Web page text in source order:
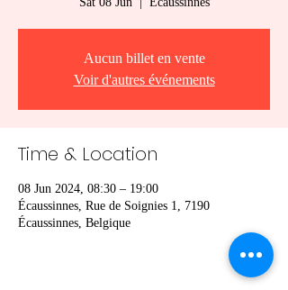
Aucun billet en vente
Voir d'autres événements
Time & Location
08 Jun 2024, 08:30 – 19:00
Écaussinnes, Rue de Soignies 1, 7190
Écaussinnes, Belgique